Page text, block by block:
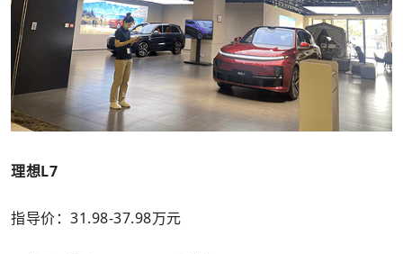
理想L7
指导价：31.98-37.98万元